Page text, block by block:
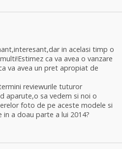
in acelasi timp o
ca va avea o vanzare
va avea un pret apropiat de
reviewurile tuturor
aparute,o sa vedem si noi o
foto de pe aceste modele si
in a doau parte a lui 2014?